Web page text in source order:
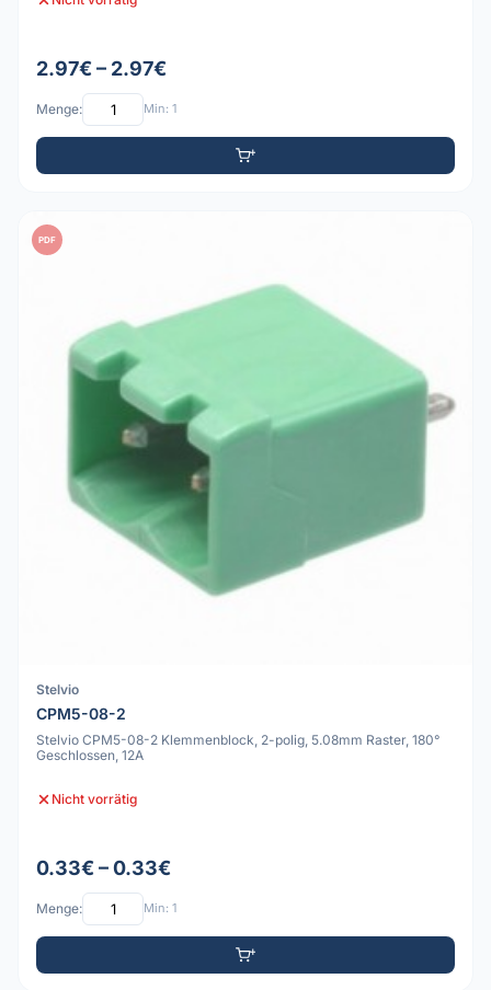
2.97€ – 2.97€
Menge: Min: 1
PDF
Stelvio
CPM5-08-2
Stelvio CPM5-08-2 Klemmenblock, 2-polig, 5.08mm Raster, 180°
Geschlossen, 12A
Nicht vorrätig
0.33€ – 0.33€
Menge: Min: 1